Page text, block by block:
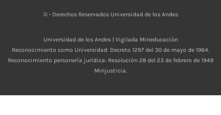
© - Derechos Reservados Universidad de los Andes
Universidad de los Andes | Vigilada Mineducación
Reconocimiento como Universidad: Decreto 1297 del 30 de mayo de 1964.
Reconocimiento personería jurídica: Resolución 28 del 23 de febrero de 1949
Minjusticia.